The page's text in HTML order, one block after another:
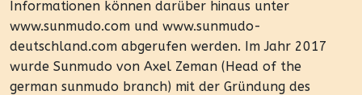
Informationen können darüber hinaus unter
www.sunmudo.com und www.sunmudo-
deutschland.com abgerufen werden. Im Jahr 2017
wurde Sunmudo von Axel Zeman (Head of the
german sunmudo branch) mit der Gründung des